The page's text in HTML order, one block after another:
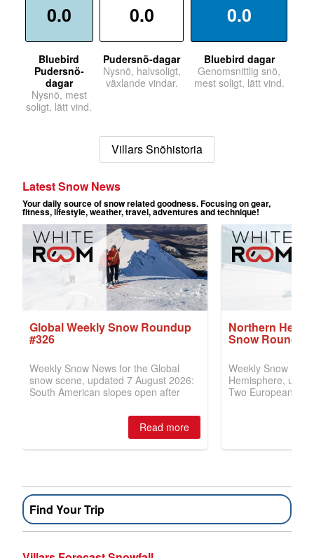
0.0
Bluebird
Pudersnö-
dagar
Nysnö, mest
soligt, lätt vind.
0.0
Pudersnö-dagar
Nysnö, halvsoligt,
växlande vindar.
0.0
Bluebird dagar
Genomsnittlig snö,
mest soligt, lätt vind.
Villars Snöhistoria
Find Your Trip